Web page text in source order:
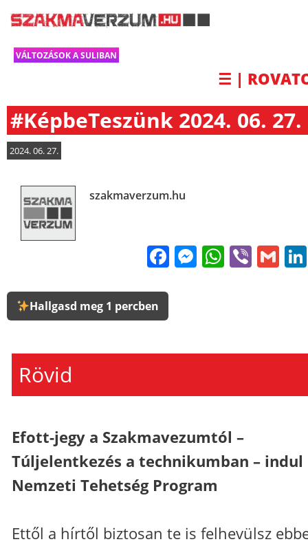
VÁLTOZÁSOK A SULIBAN
☰ |
#KépbeTeszünk 2024. 06. 27.
2024. 06. 27.
szakmaverzum.hu
FacebookViber
Hallgasd meg 1 percben
Rövid
Efott-jegy a Szakmavezumtól –
Túljelentkezés a technikumban – indul
Nemzeti Tehetség Program
Ettől a hírtől biztosan te is felhevülsz